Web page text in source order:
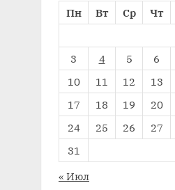
Пн
Вт Ср Чт
3
4 5 6
10
11 12 13
17
18 19 20
24
25 26 27
31
« Июл